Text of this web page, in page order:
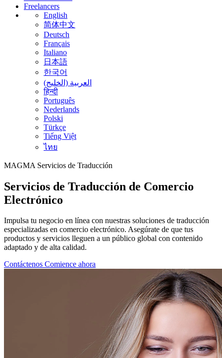
Freelancers
English
简体中文
Deutsch
Français
Italiano
日本語
한국어
العربية (الخليج)
हिन्दी
Português
Nederlands
Polski
Türkçe
Tiếng Việt
ไทย
MAGMA Servicios de Traducción
Servicios de Traducción de Comercio
Electrónico
Impulsa tu negocio en línea con nuestras soluciones de traducción
especializadas en comercio electrónico. Asegúrate de que tus
productos y servicios lleguen a un público global con contenido
adaptado y de alta calidad.
Contáctenos Comience ahora